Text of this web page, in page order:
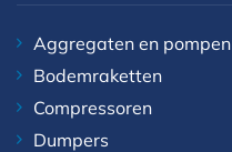
Aggregaten en pompen
Bodemraketten
Compressoren
Dumpers